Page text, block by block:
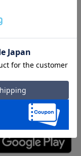
け